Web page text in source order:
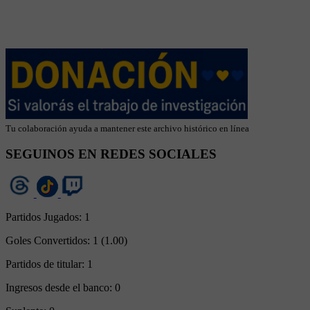
Tu colaboración ayuda a mantener este archivo histórico en línea
SEGUINOS EN REDES SOCIALES
Partidos Jugados: 1
Goles Convertidos: 1 (1.00)
Partidos de titular: 1
Ingresos desde el banco: 0